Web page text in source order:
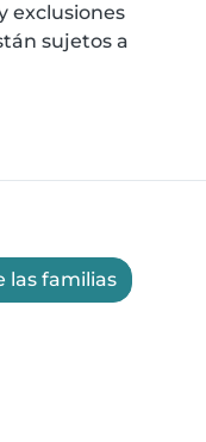
exclusiones
sujetos a
las familias